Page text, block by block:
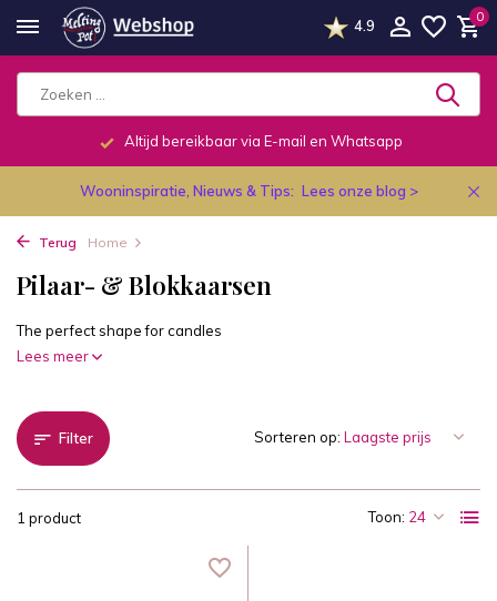
4.9
0
Altijd bereikbaar via E-mail en Whatsapp
Wooninspiratie, Nieuws & Tips: Lees onze blog >
Terug Home
Pilaar- & Blokkaarsen
The perfect shape for candles
Lees meer
Filter
1 product Toon:
Sorteren op: